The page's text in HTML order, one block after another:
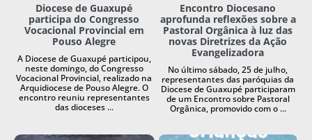
Diocese de Guaxupé
participa do Congresso
Vocacional Provincial em
Pouso Alegre
A Diocese de Guaxupé participou,
neste domingo, do Congresso
Vocacional Provincial, realizado na
Arquidiocese de Pouso Alegre. O
encontro reuniu representantes
das dioceses ...
Encontro Diocesano
aprofunda reflexões sobre a
Pastoral Orgânica à luz das
novas Diretrizes da Ação
Evangelizadora
No último sábado, 25 de julho,
representantes das paróquias da
Diocese de Guaxupé participaram
de um Encontro sobre Pastoral
Orgânica, promovido com o ...